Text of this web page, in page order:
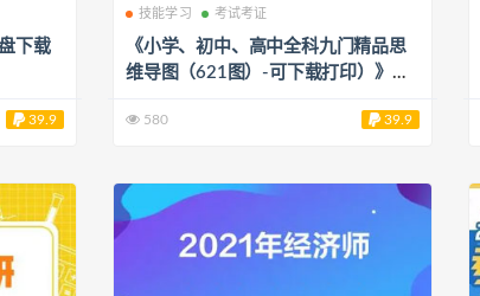
下载
39.9
技能学习 考试考证
《小学、初中、高中全科九门精品思
维导图（621图）-可下载打印）》阿
580 39.9